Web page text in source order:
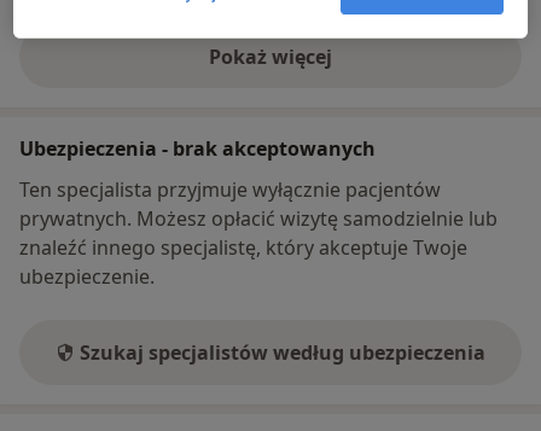
Pokaż więcej
o adresie
Ubezpieczenia - brak akceptowanych
Ten specjalista przyjmuje wyłącznie pacjentów
prywatnych. Możesz opłacić wizytę samodzielnie lub
znaleźć innego specjalistę, który akceptuje Twoje
ubezpieczenie.
Szukaj specjalistów według ubezpieczenia